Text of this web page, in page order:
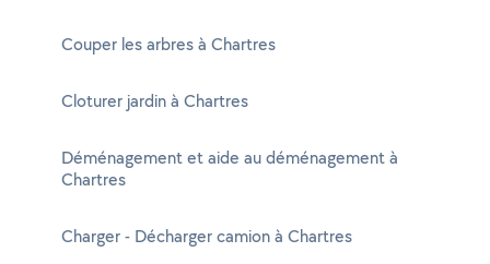
Couper les arbres à Chartres
Cloturer jardin à Chartres
Déménagement et aide au déménagement à
Chartres
Charger - Décharger camion à Chartres